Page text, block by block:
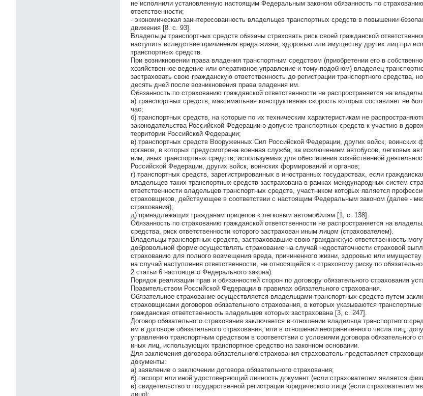
не исполнили установленную настоящим Федеральным законом обязанность по
ответственности;
- экономическая заинтересованность владельцев транспортных средств в повышении
движения [8. с. 93].
Владельцы транспортных средств обязаны страховать риск своей гражданской
наступить вследствие причинения вреда жизни, здоровью или имуществу других лиц при
транспортных средств.
При возникновении права владения транспортным средством (приобретении его в
хозяйственное ведение или оперативное управление и тому подобном) владелец
застраховать свою гражданскую ответственность до регистрации транспортного средства,
десять дней после возникновения права владения им.
Обязанность по страхованию гражданской ответственности не распространяется на
а) транспортных средств, максимальная конструктивная скорость которых составляет не
час;
б) транспортных средств, на которые по их техническим характеристикам не
законодательства Российской Федерации о допуске транспортных средств к участию в
территории Российской Федерации;
в) транспортных средств Вооруженных Сил Российской Федерации, других войск, воинских
органов, в которых предусмотрена военная служба, за исключением автобусов, легковых
ним, иных транспортных средств, используемых для обеспечения хозяйственной
Российской Федерации, других войск, воинских формирований и органов;
г) транспортных средств, зарегистрированных в иностранных государствах, если
владельцев таких транспортных средств застрахована в рамках международных систем
ответственности владельцев транспортных средств, участником которых является
страховщиков, действующее в соответствии с настоящим Федеральным законом (далее -
страхования);
д) принадлежащих гражданам прицепов к легковым автомобилям [1, с. 138].
Обязанность по страхованию гражданской ответственности не распространяется на
средства, риск ответственности которого застрахован иным лицом (страхователем).
Владельцы транспортных средств, застраховавшие свою гражданскую ответственность
добровольной форме осуществлять страхование на случай недостаточности страховой
страхованию для полного возмещения вреда, причиненного жизни, здоровью или
на случай наступления ответственности, не относящейся к страховому риску по
2 статьи 6 настоящего Федерального закона).
Порядок реализации прав и обязанностей сторон по договору обязательного страхования
Правительством Российской Федерации в правилах обязательного страхования.
Обязательное страхование осуществляется владельцами транспортных средств путем
страховщиками договоров обязательного страхования, в которых указываются
гражданская ответственность владельцев которых застрахована [3, с. 247].
Договор обязательного страхования заключается в отношении владельца транспортного
им в договоре обязательного страхования, или в отношении неограниченного числа лиц,
управлению транспортным средством в соответствии с условиями договора обязательного
иных лиц, использующих транспортное средство на законном основании.
Для заключения договора обязательного страхования страхователь представляет
документы:
а) заявление о заключении договора обязательного страхования;
б) паспорт или иной удостоверяющий личность документ (если страхователем является
в) свидетельство о государственной регистрации юридического лица (если страхователем
лицо);